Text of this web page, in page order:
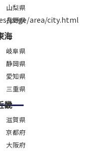
page/area/city.html
山梨県
長野県
海
岐阜県
静岡県
愛知県
三重県
畿
滋賀県
京都府
大阪府